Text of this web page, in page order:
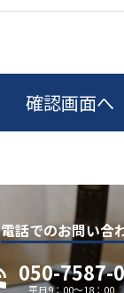
電話でのお問い合
050-7587-
平日9：00～18：00